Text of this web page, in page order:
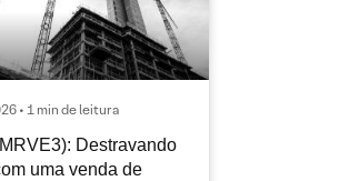
• 1 min de leitura
Destravando
uma venda de